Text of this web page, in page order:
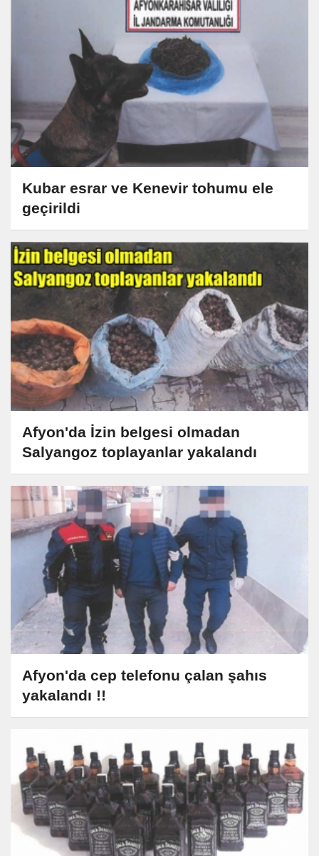
Kubar esrar ve Kenevir tohumu ele
geçirildi
Afyon'da İzin belgesi olmadan
Salyangoz toplayanlar yakalandı
Afyon'da cep telefonu çalan şahıs
yakalandı !!